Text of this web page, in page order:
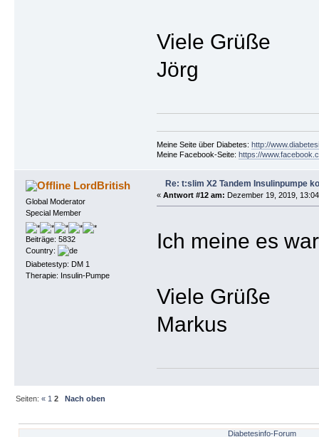
Viele Grüße
Jörg
Meine Seite über Diabetes: http://
Meine Facebook-Seite: https://
LordBritish
Global Moderator
Special Member
Beiträge: 5832
Country:
Diabetestyp: DM 1
Therapie: Insulin-Pumpe
Re: t:slim X2 Tandem Insulinpumpe
« Antwort #12 am: Dezember 19, 2019,
Ich meine es
Viele Grüße
Markus
Seiten:« 1 2 Nach oben
Diabetesinfo-Forum